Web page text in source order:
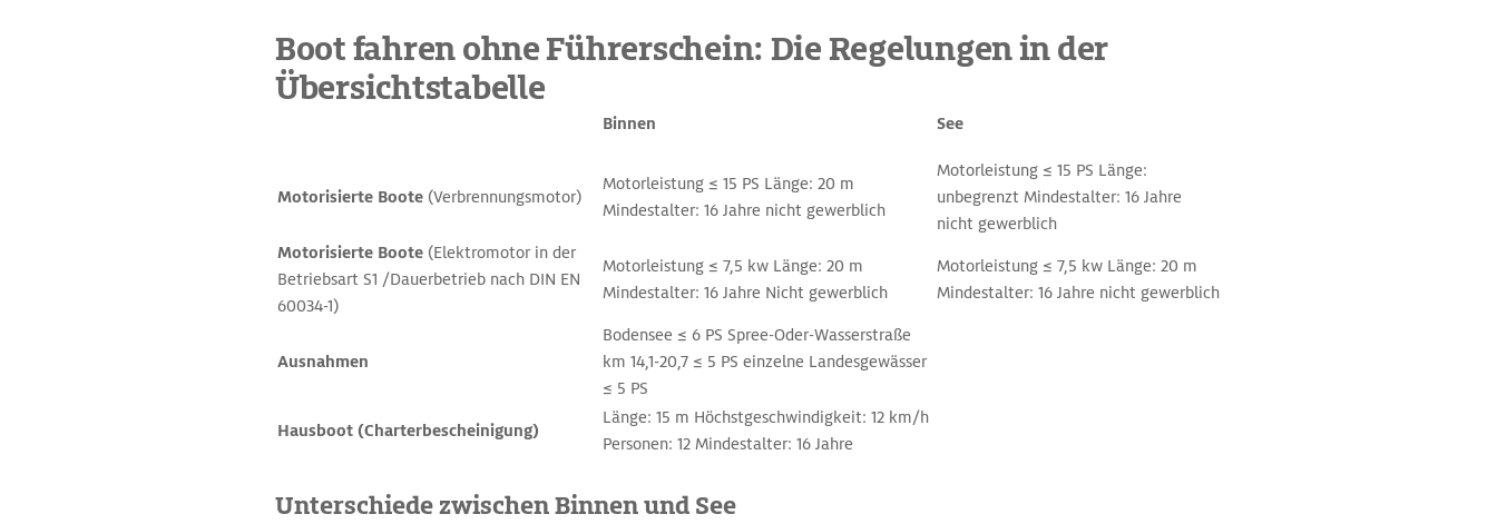
Boot fahren ohne Führerschein: Die Regelungen in der
Übersichtstabelle
Binnen See
Motorisierte Boote (Verbrennungsmotor)
Motorleistung ≤ 15 PS Länge: 20 m
Mindestalter: 16 Jahre nicht gewerblich
Motorleistung ≤ 15 PS Länge:
unbegrenzt Mindestalter: 16 Jahre
nicht gewerblich
Motorisierte Boote (Elektromotor in der
Betriebsart S1 /Dauerbetrieb nach DIN EN
60034-1)
Motorleistung ≤ 7,5 kw Länge: 20 m
Mindestalter: 16 Jahre Nicht gewerblich
Motorleistung ≤ 7,5 kw Länge: 20 m
Mindestalter: 16 Jahre nicht gewerblich
Ausnahmen
Bodensee ≤ 6 PS Spree-Oder-Wasserstraße
km 14,1-20,7 ≤ 5 PS einzelne Landesgewässer
≤ 5 PS
Hausboot (Charterbescheinigung)
Länge: 15 m Höchstgeschwindigkeit: 12 km/h
Personen: 12 Mindestalter: 16 Jahre
Unterschiede zwischen Binnen und See